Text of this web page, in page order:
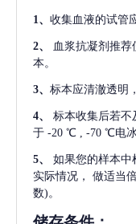
1、 收集血液的试管
2、 血浆抗凝剂推荐
本。
3、 标本应清澈透明
4、
标本收集后若不
于 -20 ℃ , -70 ℃电冰
5、
如果您的样本中
实际情况，
做适当
数)。